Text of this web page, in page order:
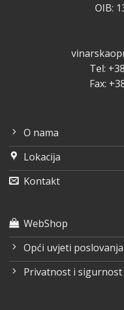
OIB:
Tel:
Fax:
O nama
Lokacija
Kontakt
WebShop
Opći uvjeti poslovanja
Privatnost i